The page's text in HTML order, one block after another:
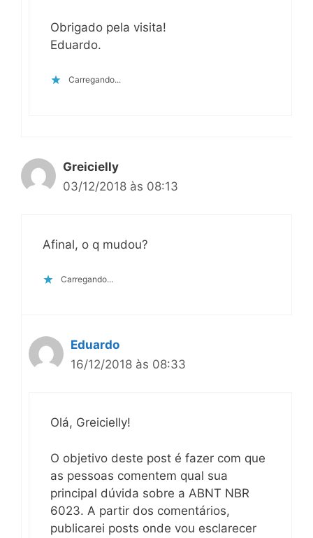
Obrigado pela visita!
Eduardo.
Carregando...
Greicielly
03/12/2018 às 08:13
Afinal, o q mudou?
Carregando...
Eduardo
16/12/2018 às 08:33
Olá, Greicielly!
O objetivo deste post é fazer com que
as pessoas comentem qual sua
principal dúvida sobre a ABNT NBR
6023. A partir dos comentários,
publicarei posts onde vou esclarecer